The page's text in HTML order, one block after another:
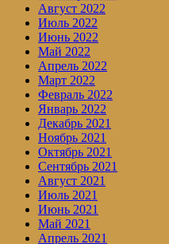
Август 2022
Июль 2022
Июнь 2022
Май 2022
Апрель 2022
Март 2022
Февраль 2022
Январь 2022
Декабрь 2021
Ноябрь 2021
Октябрь 2021
Сентябрь 2021
Август 2021
Июль 2021
Июнь 2021
Май 2021
Апрель 2021